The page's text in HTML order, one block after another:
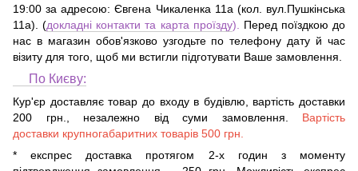
19:00 за адресою:Євгена Чикаленка 11а (кол. вул.Пушкінська
11а) . (докладні контакти та карта проїзду). Перед поїздкою до
нас в магазин обов'язково узгодьте по телефону дату й час
візиту для того, щоб ми встигли підготувати Ваше замовлення.
По Києву:
Кур'єр доставляє товар до входу в будівлю, вартість доставки
200 грн., незалежно від суми замовлення. Вартість
доставки крупногабаритних товарів 500 грн.
* експрес доставка протягом 2-х годин з моменту